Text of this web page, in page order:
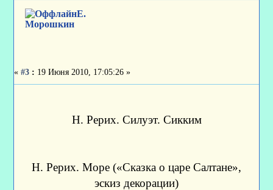
Е.
Морошкин
«#3 : 19 Июня 2010, 17:05:26 »
Н. Рерих. Силуэт. Сикким
Н. Рерих. Море («Сказка о царе Салтане»,
эскиз декорации)